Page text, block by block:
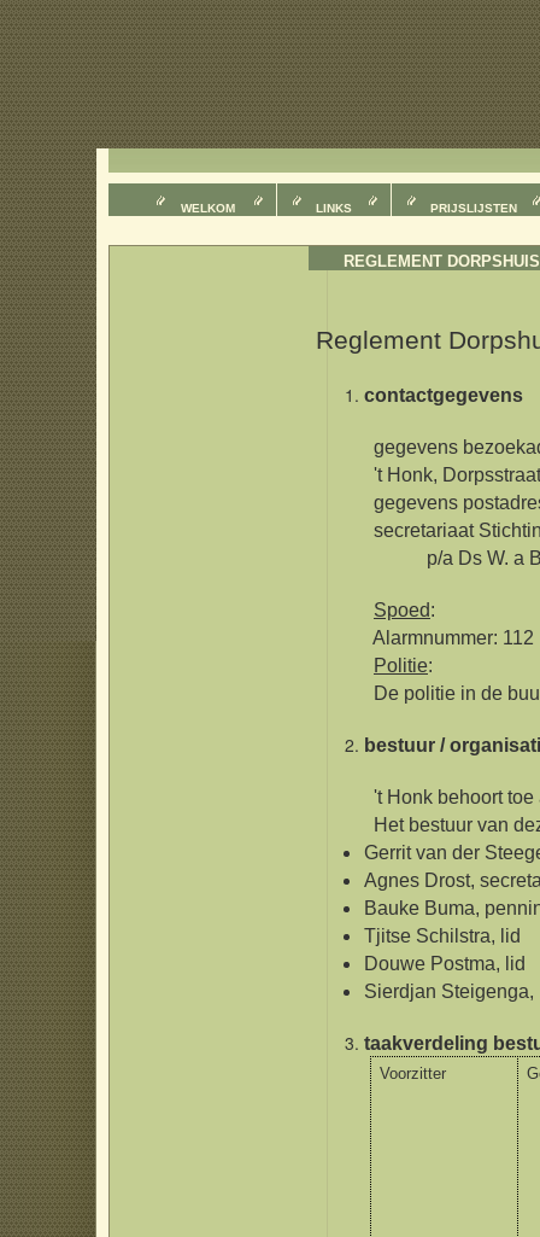
WELKOM LINKS PRIJSLIJSTEN
REGLEMENT DORPSHUIS
Reglement
contactgegevens
gegevens
't Honk, Dorpsstraat
gegevens
secretariaat Stichting
p/a Ds W. a
Spoed:
Alarmnummer: 112
Politie:
De politie in de
bestuur /
't Honk behoort toe
Het bestuur van deze
Gerrit van der
Agnes Drost,
Bauke Buma,
Tjitse Schilstra, lid
Douwe Postma, lid
Sierdjan Steigenga,
taakverdeling
Voorzitter